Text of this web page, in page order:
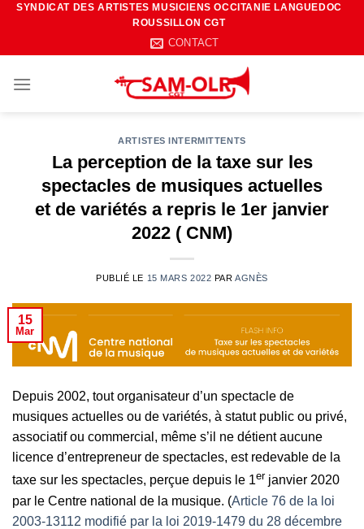
Passer
SYNDICAT DES ARTISTES MUSICIENS OCCITANIE LANGUEDOC
ROUSSILLON CGT
CONTACT
ARTISTES INTERMITTENTS
La perception de la taxe sur les
spectacles de musiques actuelles
et de variétés a repris le 1er janvier
2022 ( CNM)
PUBLIÉ LE 15 MARS 2022 PARAGNÈS
15
Mar
Depuis 2002, tout organisateur d’un spectacle de
musiques actuelles ou de variétés, à statut public ou privé,
associatif ou commercial, même s’il ne détient aucune
licence d’entrepreneur de spectacles, est redevable de la
taxe sur les spectacles, perçue depuis le 1er janvier 2020
par le Centre national de la musique. (Article 76 de la loi
2003-13112 modifié par la loi 2019-1479 du 28 décembre